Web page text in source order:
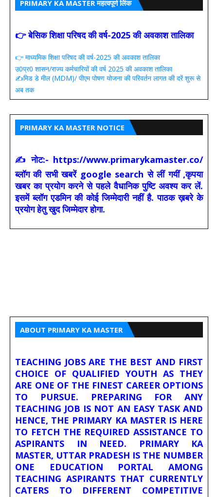
PRIMARY KA MASTER महत्वपूर्ण लिंक
👉 बेसिक शिक्षा परिषद की वर्ष-2025 की अवकाश तालिका
👉 माध्यमिक शिक्षा परिषद की वर्ष-2025 की अवकाश तालिका
उ0प्र0 शासन/राज्य कर्मचारियों की वर्ष 2025 की अवकाश तालिका
✍️मिड डे मील (MDM)/ पीएम पोषण योजना की परिवर्तन लागत की दरें शुरू से
अब तक
PRIMARY KA MASTER NOTICE
✍ नोट:- https://www.primarykamaster.co/
ब्लॉग की सभी खबरें google search से लीं गयीं ,कृपया
खबर का प्रयोग करने से पहले वैधानिक पुष्टि अवश्य कर लें.
इसमें ब्लॉग एडमिन की कोई जिम्मेदारी नहीं है. पाठक ख़बरे के
प्रयोग हेतु खुद जिम्मेदार होगा.
ABOUT PRIMARY KA MASTER
TEACHING JOBS ARE THE BEST AND FIRST
CHOICE OF QUALIFIED YOUTH AS THEY
ARE ONE OF THE FINEST CAREER OPTIONS
TO PURSUE. PREPARING FOR ANY
TEACHING JOB IS NOT AN EASY TASK AND
HENCE, THE PRIMARY KA MASTER IS HERE
TO FETCH THE REQUIRED ASSISTANCE TO
ASPIRANTS IN NEED. PRIMARY KA
MASTER, UTTAR PRADESH IS THE NUMBER
ONE EDUCATION PORTAL AMONG
TEACHING ASPIRANTS THAT CURRENTLY
CATERS TO DIFFERENT COMPETITIVE